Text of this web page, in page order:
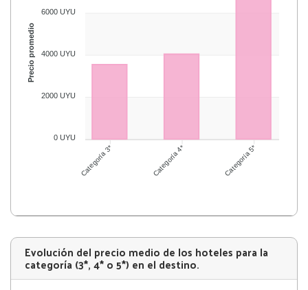
Categoría 3* Categoría 4* Categoría 5*
6000 UYU
4000 UYU
2000 UYU
0 UYU
Precio promedio
Evolución del precio medio de los hoteles para la
categoría (3*, 4* o 5*) en el destino.